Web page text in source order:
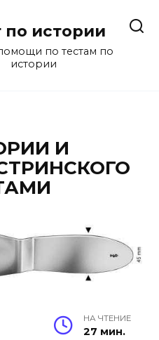
по истории
по тестам по
истории
И
НА ЧТЕНИЕ
27 мин.